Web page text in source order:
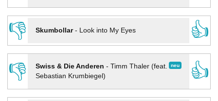
👎
Skumbollar- Look into My Eyes
👍
👎
neu
Swiss & Die Anderen - Timm Thaler (feat.
Sebastian Krumbiegel)
👍